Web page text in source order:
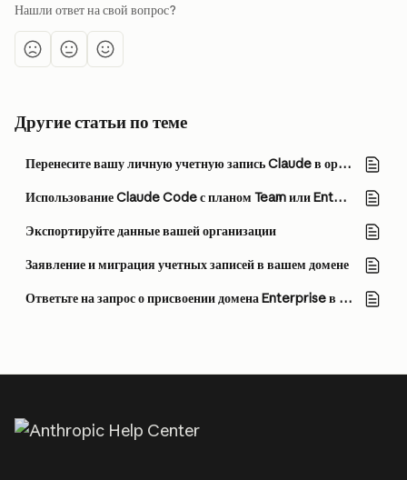
Нашли ответ на свой вопрос?
Другие статьи по теме
Перенесите вашу личную учетную запись Claude в организацию Team или Enterprise
Использование Claude Code с планом Team или Enterprise
Экспортируйте данные вашей организации
Заявление и миграция учетных записей в вашем домене
Ответьте на запрос о присвоении домена Enterprise в вашей учетной записи Claude